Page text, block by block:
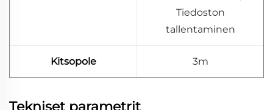
Tiedoston
tallentaminen
Kitsopole 3m
Tekniset parametrit